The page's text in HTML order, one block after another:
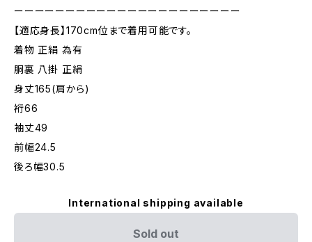
ーーーーーーーーーーーーーーーーーーーーーー
【適応身長】170cm位まで着用可能です。
着物 正絹 為有
胴裏 八掛 正絹
身丈165(肩から)
裄66
袖丈49
前幅24.5
後ろ幅30.5
International shipping available
Sold out